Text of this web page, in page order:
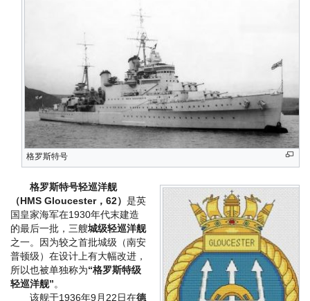
格罗斯特号
格罗斯特号轻巡洋舰
（HMS Gloucester，62） 是英
国皇家海军在1930年代末建造
的最后一批，三艘城级轻巡洋舰
之一。因为较之首批城级（南安
普顿级）在设计上有大幅改进，
所以也被单独称为“格罗斯特级
轻巡洋舰”。
该舰于1936年9月22日在德